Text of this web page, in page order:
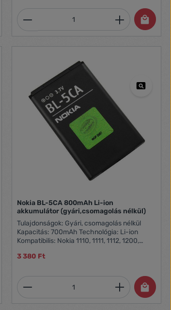
a gombokat a
a kívánt mennyiséget, vagy
Termékmennyiség: Adja
a gombokat a
a kívánt mennyiséget, vagy
Nokia BL-5CA 800mAh Li-ion
akkumulátor (gyári,csomagolás nélkül)
Tulajdonságok: Gyári, csomagolás nélkül
Kapacitás: 700mAh Technológia: Li-ion
Kompatibilis: Nokia 1110, 1111, 1112, 1200,
3 380 Ft
Termékmennyiség: Adja